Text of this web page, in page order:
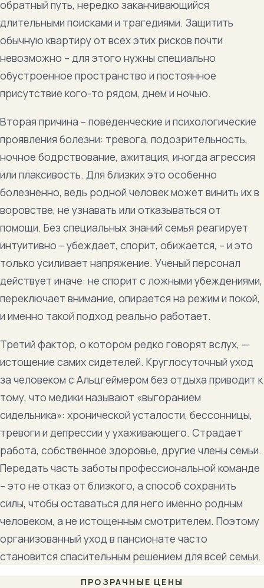
обратный путь, нередко заканчивающийся
длительными поисками и трагедиями. Защитить
обычную квартиру от всех этих рисков почти
невозможно – для этого нужны специально
обустроенное пространство и постоянное
присутствие кого-то рядом, днем и ночью.
Вторая причина – поведенческие и психологические
проявления болезни: тревога, подозрительность,
ночное бодрствование, ажитация, иногда агрессия
или плаксивость. Для близких это особенно
болезненно, ведь родной человек может винить их в
воровстве, не узнавать или отказываться от
помощи. Без специальных знаний семья реагирует
интуитивно – убеждает, спорит, обижается, – и это
только усиливает напряжение. Ученый персонал
действует иначе: не спорит с ложными убеждениями,
переключает внимание, опирается на режим и покой,
и именно такой подход реально работает.
Третий фактор, о котором редко говорят вслух, —
истощение самих сидетелей. Круглосуточный уход
за человеком с Альцгеймером без отдыха приводит к
тому, что медики называют «выгоранием
сидельника»: хронической усталости, бессонницы,
тревоги и депрессии у ухаживающего. Страдает
работа, собственное здоровье, другие члены семьи.
Передать часть заботы профессиональной команде
– это не отказ от близкого, а способ сохранить
силы, чтобы оставаться для него именно родным
человеком, а не истощенным смотрителем. Поэтому
организованный уход в пансионате часто
становится спасительным решением для всей семьи.
ПРОЗРАЧНЫЕ ЦЕНЫ